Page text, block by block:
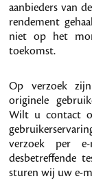
aanbieders van
rendement
niet op het
toekomst.
Op verzoek
originele
Wilt u contact
verzoek per
desbetreffende
sturen wij uw e-